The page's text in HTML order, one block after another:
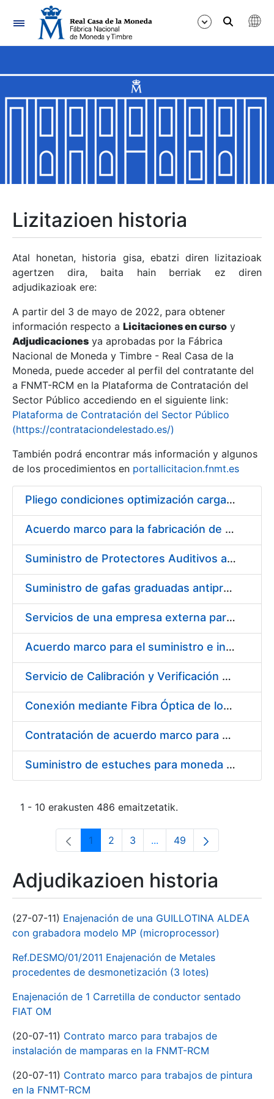
Nabigazioa
Erakutsi/Ezkutatu
Erakutsi/Ezkutatu
Erakutsi/Ezkutatu
Erakutsi/Ezkutatu
Erakutsi/Ezkutatu
Erakutsi/Ezkutatu
Erakutsi/Ezkutatu
Erakutsi/Ezkutatu
Lizitazioen historia
Atal honetan, historia gisa, ebatzi diren lizitazioak
agertzen dira, baita hain berriak ez diren
adjudikazioak ere:
A partir del 3 de mayo de 2022, para obtener
información respecto a Licitaciones en curso y
Adjudicaciones ya aprobadas por la Fábrica
Nacional de Moneda y Timbre - Real Casa de la
Moneda, puede acceder al perfil del contratante del
a FNMT-RCM en la Plataforma de Contratación del
Sector Público accediendo en el siguiente link:
Plataforma de Contratación del Sector Público
(https://contrataciondelestado.es/)
También podrá encontrar más información y algunos
de los procedimientos en portallicitacion.fnmt.es
Pliego condiciones optimización cargas compras firmado
Acuerdo marco para la fabricación de piezas
Suministro de Protectores Auditivos a medida para las personas trabajadoras de los Centros de Trabajo de Madrid y Burgos
Suministro de gafas graduadas antiproyecciones para los trabajadores de la FNMT-RCM en los centros de trabajo de Madrid y Burgos
Servicios de una empresa externa para el asesoramiento y resolución de los recursos de alzada que se presentan relacionados con procesos de selección para la FNMT-RCM
Acuerdo marco para el suministro e instalación de persianas, estores y otros complementos
Servicio de Calibración y Verificación Externa de los Equipos de Medición del Servicio de Prevención de la FNMT-RCM
Conexión mediante Fibra Óptica de los Centros de Proceso de Datos (CPDs) de las sedes de la FNMT-RCM de Burgos y Madrid
Contratación de acuerdo marco para el Suministro de Material de Electricidad para la Fábrica Nacional de Moneda y Timbre-Real Casa de la Moneda en su centro de trabajo de Burgos
Suministro de estuches para moneda de 30 €
1 - 10 erakusten 486 emaitzetatik.
Orrialdea
1 Orrialdea
2 Orrialdea
3 ...Intermediate Pages Use
Orrialdea
49
Adjudikazioen historia
(27-07-11) Enajenación de una GUILLOTINA ALDEA
con grabadora modelo MP (microprocessor)
Ref.DESMO/01/2011 Enajenación de Metales
procedentes de desmonetización (3 lotes)
Enajenación de 1 Carretilla de conductor sentado
FIAT OM
(20-07-11) Contrato marco para trabajos de
instalación de mamparas en la FNMT-RCM
(20-07-11) Contrato marco para trabajos de pintura
en la FNMT-RCM